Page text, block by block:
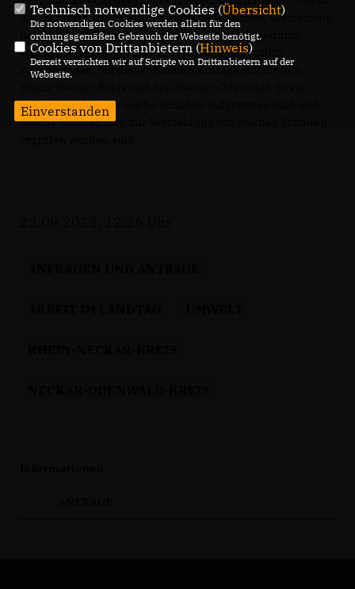
und Schwarz-bach deutlich ausgebaut worden. Gleichzeitig
haben aber die Starkregenerereignisse und die durch
solche Ereignisse verursach-ten Schäden deutlich
zugenommen. Mit dieser Kleinen Anfrage soll für den
geklärt werden, wo solche Schäden aufgetreten sind und
welche Maßnahmen zur Vermeidung von solchen Schäden
Technisch notwendige Cookies (Übersicht)
Die notwendigen Cookies werden allein für den
ordnungsgemäßen Gebrauch der Webseite benötigt.
Cookies von Drittanbietern (Hinweis)
Derzeit verzichten wir auf Scripte von Drittanbietern auf der
Webseite.
Einverstanden